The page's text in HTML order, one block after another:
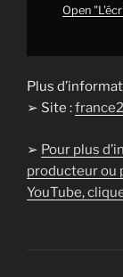
Open
Plus
➢ Site :
➢ Pour plus
producteur ou
YouTube,